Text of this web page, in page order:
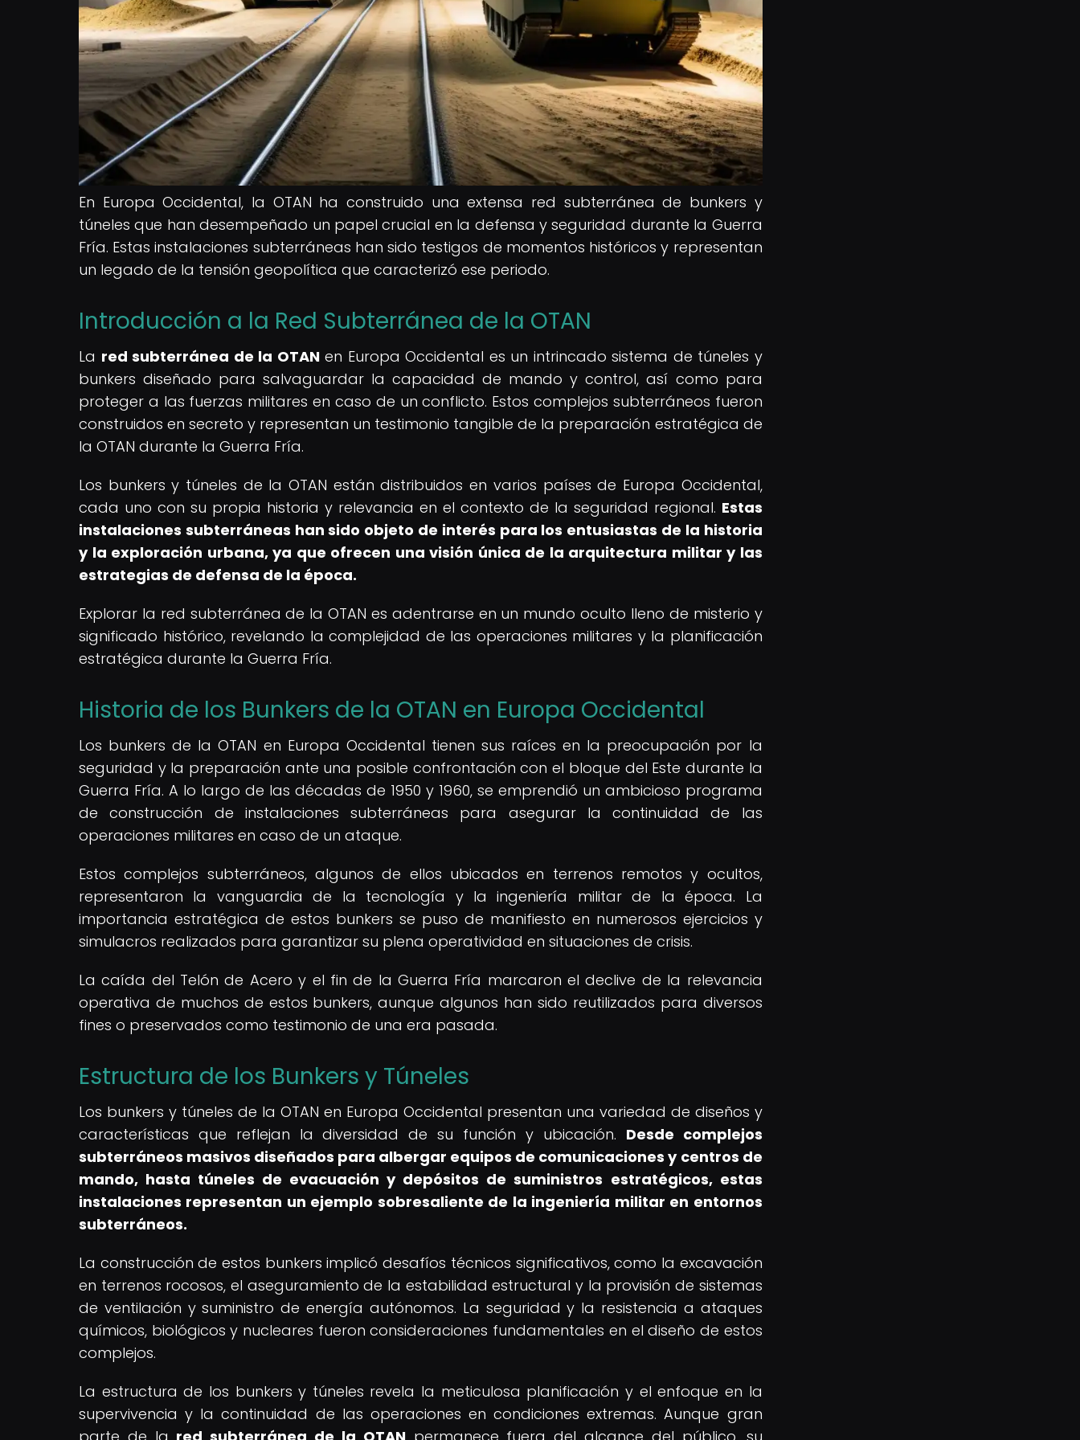
En Europa Occidental, la OTAN ha construido una extensa red subterránea de bunkers y
túneles que han desempeñado un papel crucial en la defensa y seguridad durante la Guerra
Fría. Estas instalaciones subterráneas han sido testigos de momentos históricos y representan
un legado de la tensión geopolítica que caracterizó ese periodo.
Introducción a la Red Subterránea de la OTAN
La red subterránea de la OTANen Europa Occidental es un intrincado sistema de túneles y
bunkers diseñado para salvaguardar la capacidad de mando y control, así como para
proteger a las fuerzas militares en caso de un conflicto. Estos complejos subterráneos fueron
construidos en secreto y representan un testimonio tangible de la preparación estratégica de
la OTAN durante la Guerra Fría.
Los bunkers y túneles de la OTAN están distribuidos en varios países de Europa Occidental,
cada uno con su propia historia y relevancia en el contexto de la seguridad regional. Estas
instalaciones subterráneas han sido objeto de interés para los entusiastas de la historia
y la exploración urbana, ya que ofrecen una visión única de la arquitectura militar y las
estrategias de defensa de la época.
Explorar la red subterránea de la OTAN es adentrarse en un mundo oculto lleno de misterio y
significado histórico, revelando la complejidad de las operaciones militares y la planificación
estratégica durante la Guerra Fría.
Historia de los Bunkers de la OTAN en Europa Occidental
Los bunkers de la OTAN en Europa Occidental tienen sus raíces en la preocupación por la
seguridad y la preparación ante una posible confrontación con el bloque del Este durante la
Guerra Fría. A lo largo de las décadas de 1950 y 1960, se emprendió un ambicioso programa
de construcción de instalaciones subterráneas para asegurar la continuidad de las
operaciones militares en caso de un ataque.
Estos complejos subterráneos, algunos de ellos ubicados en terrenos remotos y ocultos,
representaron la vanguardia de la tecnología y la ingeniería militar de la época. La
importancia estratégica de estos bunkers se puso de manifiesto en numerosos ejercicios y
simulacros realizados para garantizar su plena operatividad en situaciones de crisis.
La caída del Telón de Acero y el fin de la Guerra Fría marcaron el declive de la relevancia
operativa de muchos de estos bunkers, aunque algunos han sido reutilizados para diversos
fines o preservados como testimonio de una era pasada.
Estructura de los Bunkers y Túneles
Los bunkers y túneles de la OTAN en Europa Occidental presentan una variedad de diseños y
características que reflejan la diversidad de su función y ubicación. Desde complejos
subterráneos masivos diseñados para albergar equipos de comunicaciones y centros de
mando, hasta túneles de evacuación y depósitos de suministros estratégicos, estas
instalaciones representan un ejemplo sobresaliente de la ingeniería militar en entornos
subterráneos.
La construcción de estos bunkers implicó desafíos técnicos significativos, como la excavación
en terrenos rocosos, el aseguramiento de la estabilidad estructural y la provisión de sistemas
de ventilación y suministro de energía autónomos. La seguridad y la resistencia a ataques
químicos, biológicos y nucleares fueron consideraciones fundamentales en el diseño de estos
complejos.
La estructura de los bunkers y túneles revela la meticulosa planificación y el enfoque en la
supervivencia y la continuidad de las operaciones en condiciones extremas. Aunque gran